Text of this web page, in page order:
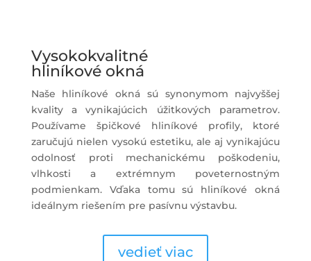
Vysokokvalitné
hliníkové okná
Naše hliníkové okná sú synonymom najvyššej
kvality a vynikajúcich úžitkových parametrov.
Používame špičkové hliníkové profily, ktoré
zaručujú nielen vysokú estetiku, ale aj vynikajúcu
odolnosť proti mechanickému poškodeniu,
vlhkosti a extrémnym poveternostným
podmienkam. Vďaka tomu sú hliníkové okná
ideálnym riešením pre pasívnu výstavbu.
vedieť viac